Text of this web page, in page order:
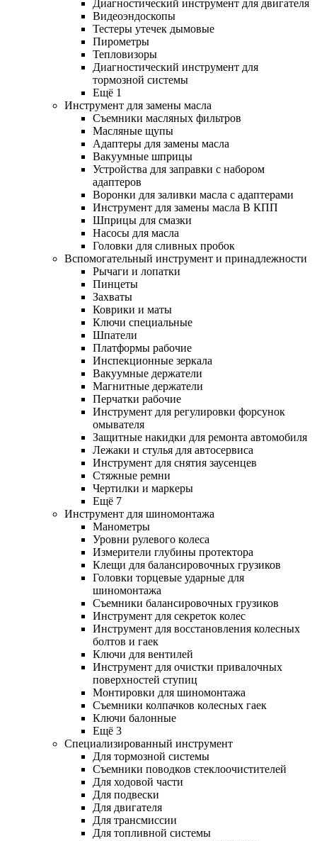
Диагностический инструмент для двигателя
Видеоэндоскопы
Тестеры утечек дымовые
Пирометры
Тепловизоры
Диагностический инструмент для
тормозной системы
Ещё 1
Инструмент для замены масла
Съемники масляных фильтров
Масляные щупы
Адаптеры для замены масла
Вакуумные шприцы
Устройства для заправки с набором
адаптеров
Воронки для заливки масла с адаптерами
Инструмент для замены масла В КПП
Шприцы для смазки
Насосы для масла
Головки для сливных пробок
Вспомогательный инструмент и принадлежности
Рычаги и лопатки
Пинцеты
Захваты
Коврики и маты
Ключи специальные
Шпатели
Платформы рабочие
Инспекционные зеркала
Вакуумные держатели
Магнитные держатели
Перчатки рабочие
Инструмент для регулировки форсунок
омывателя
Защитные накидки для ремонта автомобиля
Лежаки и стулья для автосервиса
Инструмент для снятия заусенцев
Стяжные ремни
Чертилки и маркеры
Ещё 7
Инструмент для шиномонтажа
Манометры
Уровни рулевого колеса
Измерители глубины протектора
Клещи для балансировочных грузиков
Головки торцевые ударные для
шиномонтажа
Съемники балансировочных грузиков
Инструмент для секреток колес
Инструмент для восстановления колесных
болтов и гаек
Ключи для вентилей
Инструмент для очистки привалочных
поверхностей ступиц
Монтировки для шиномонтажа
Съемники колпачков колесных гаек
Ключи балонные
Ещё 3
Специализированный инструмент
Для тормозной системы
Съемники поводков стеклоочистителей
Для ходовой части
Для подвески
Для двигателя
Для трансмиссии
Для топливной системы